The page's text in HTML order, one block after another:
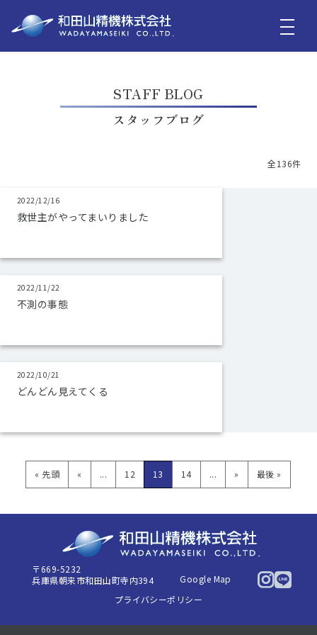
STAFF BLOG
スタッフブログ
全136件
2022/12/16
救世主がやってまいりました
2022/11/22
不測の事態
2022/10/21
どんどん見えてくる
« 先頭 « ... 12 13 14 ... » 最後 »
〒669-5232
兵庫県朝来市和田山町寺内394
Google Map
プライバシーポリシー